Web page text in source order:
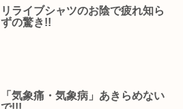
リライブシャツのお陰で疲れ知ら
ずの驚き!!
「気象痛・気象病」あきらめない